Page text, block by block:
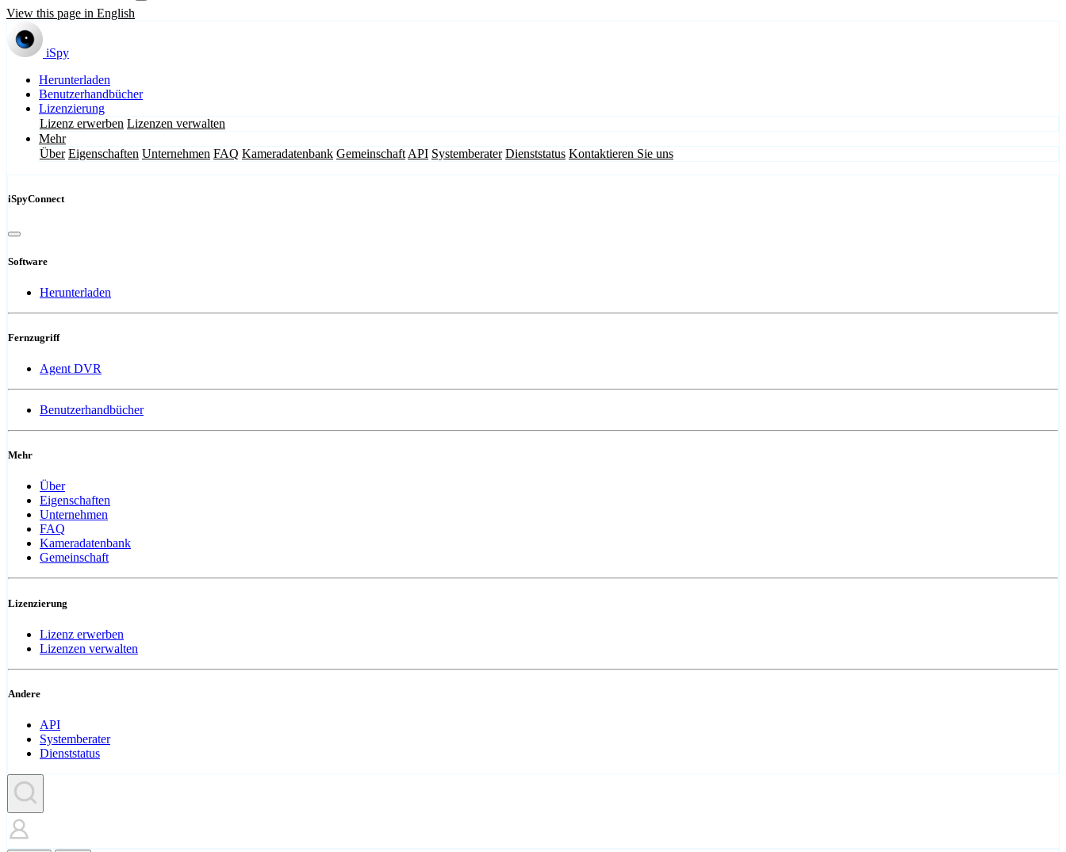
View this page in English
iSpy
Herunterladen
Benutzerhandbücher
Lizenzierung
Lizenz erwerben Lizenzen verwalten
Mehr
Über Eigenschaften Unternehmen FAQ Kameradatenbank Gemeinschaft API Systemberater Dienststatus Kontaktieren Sie uns
iSpyConnect
Software
Herunterladen
Fernzugriff
Agent DVR
Benutzerhandbücher
Mehr
Über
Eigenschaften
Unternehmen
FAQ
Kameradatenbank
Gemeinschaft
Lizenzierung
Lizenz erwerben
Lizenzen verwalten
Andere
API
Systemberater
Dienststatus